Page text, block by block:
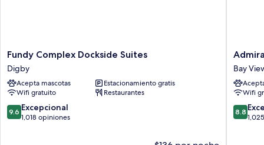
Fundy
Complex
Dockside
Suites
Digby
Fundy Complex Dockside Suites
Digby
Acepta mascotas
Estacionamiento gratis
Wifi gratuito
Restaurantes
9.6
de
9.6 Excepcional
1,018 opiniones
Admiral
Digby
Inn
Bay
View
Bay
Wifi
8.8
de
8.8